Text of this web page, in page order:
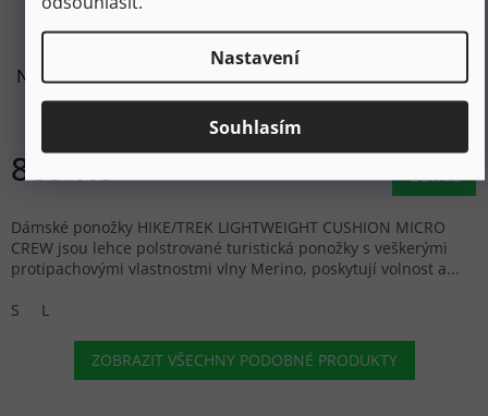
Nastavení
Souhlasím
DARN TOUGH Dámské trekové ponožky HIKE/TREK
NORTHWOODS LIGHTWEIGHT MERINO CUSHION MICRO
CREW cranberry - fialové/červené
869 Kč DETAIL
Dámské ponožky HIKE/TREK LIGHTWEIGHT CUSHION MICRO
CREW jsou lehce polstrované turistická ponožky s veškerými
protipachovými vlastnostmi vlny Merino, poskytují volnost a...
S
L
ZOBRAZIT VŠECHNY PODOBNÉ PRODUKTY